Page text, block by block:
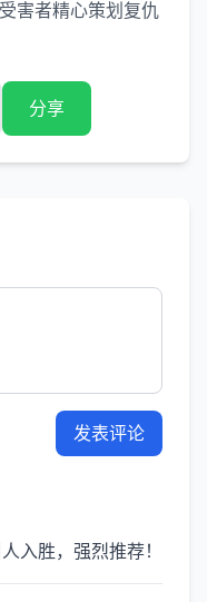
害者精心策划复仇
分享
发表评论
入胜，强烈推荐！